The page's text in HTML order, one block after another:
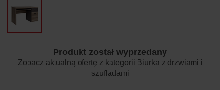
Produkt został wyprzedany
Zobacz aktualną ofertę z kategorii Biurka z drzwiami i
szufladami